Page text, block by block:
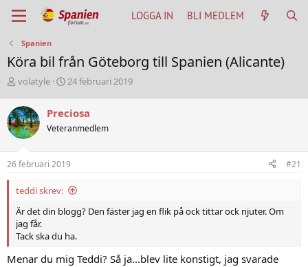
LOGGA IN BLI MEDLEM
Spanien
Köra bil från Göteborg till Spanien (Alicante)
T
r
e
a
d
t
r
t
e
r
volatyle
S
r
t
a
t
m
24 februari 2019
Preciosa
Veteranmedlem
26 februari 2019 #21
teddi skrev:
Är det din blogg? Den fäster jag en flik på ock tittar ock njuter. Om
jag får.
Tack ska du ha.
Menar du mig Teddi? Så ja...blev lite konstigt, jag svarade